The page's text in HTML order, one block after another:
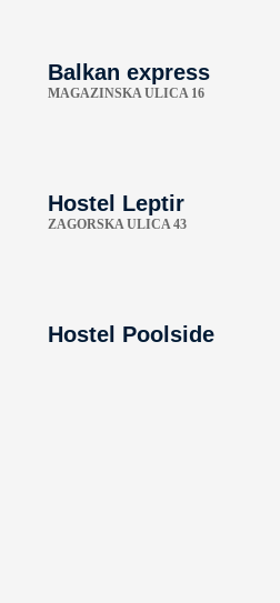
Balkan express
MAGAZINSKA ULICA 16
Hostel Leptir
ZAGORSKA ULICA 43
Hostel Poolside